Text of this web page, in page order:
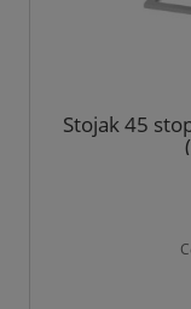
Stojak 45